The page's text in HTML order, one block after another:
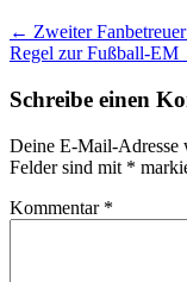
← Zweiter
Regel zur Fußball-EM
Schreibe einen
Deine E-Mail-
Felder sind mit *
Kommentar *